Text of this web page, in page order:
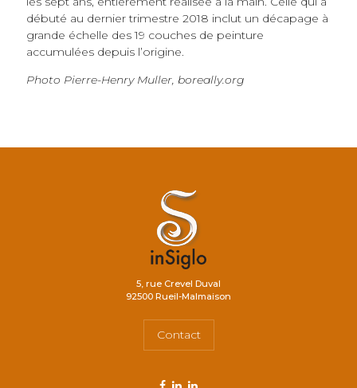
débuté au dernier trimestre 2018 inclut un décapage à
grande échelle des 19 couches de peinture
accumulées depuis l’origine.
Photo Pierre-Henry Muller, boreally.org
5, rue Crevel Duval
92500 Rueil-Malmaison
Contact